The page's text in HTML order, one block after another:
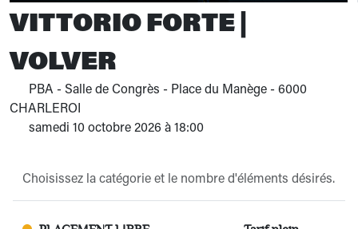
VITTORIO FORTE |
VOLVER
PBA - Salle de Congrès - Place du Manège - 6000
CHARLEROI
samedi 10 octobre 2026 à 18:00
Choisissez la catégorie et le nombre d'éléments désirés.